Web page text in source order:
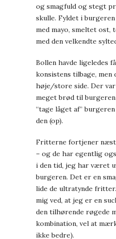
og smagfuld og stegt
skulle. Fyldet i
med mayo, smeltet ost,
med den velkendte
Bollen havde ligeledes
konsistens tilbage, men
høje/store side. Der
meget brød til
“tage låget af”
den (op).
Fritterne fortjener
– og de har egentlig
i den tid, jeg har været
burgeren. Det er en
lide de ultratynde
mig ved, at jeg er en
den tilhørende røgede
kombination, vel at
ikke bedre).